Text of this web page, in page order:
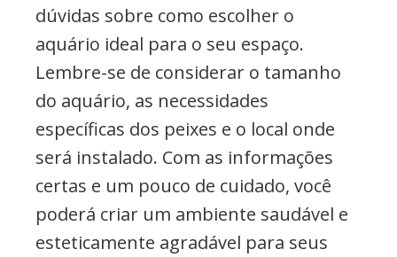
dúvidas sobre como escolher o
aquário ideal para o seu espaço.
Lembre-se de considerar o tamanho
do aquário, as necessidades
específicas dos peixes e o local onde
será instalado. Com as informações
certas e um pouco de cuidado, você
poderá criar um ambiente saudável e
esteticamente agradável para seus